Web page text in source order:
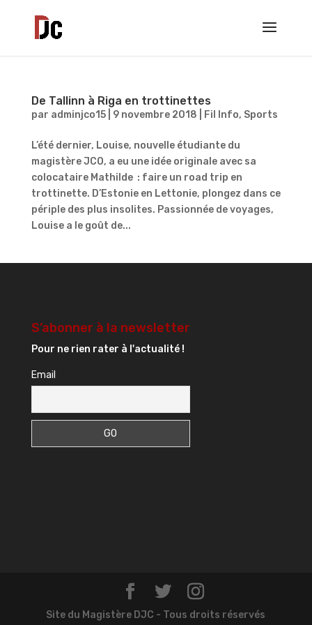
De Tallinn à Riga en trottinettes
par adminjco15| 9 novembre 2018 Fil Info, Sports
L’été dernier, Louise, nouvelle étudiante du
magistère JCO, a eu une idée originale avec sa
colocataire Mathilde : faire un road trip en
trottinette. D’Estonie en Lettonie, plongez dans ce
périple des plus insolites. Passionnée de voyages,
Louise a le goût de...
S’abonner à la newsletter
Pour ne rien rater à l'actualité !
Email
Site du Magistère DJC - Tous droits réservés